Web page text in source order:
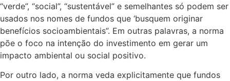
“verde”, “social”, “sustentável” e semelhantes só podem ser
usados nos nomes de fundos que ‘busquem originar
benefícios socioambientais”. Em outras palavras, a norma
põe o foco na intenção do investimento em gerar um
impacto ambiental ou social positivo.
Por outro lado, a norma veda explicitamente que fundos